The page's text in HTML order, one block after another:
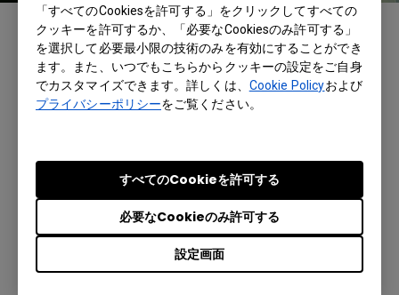
「すべてのCookiesを許可する」をクリックしてすべての
クッキーを許可するか、「必要なCookiesのみ許可する」
を選択して必要最小限の技術のみを有効にすることができ
ます。また、いつでもこちらからクッキーの設定をご自身
でカスタマイズできます。詳しくは、 Cookie Policyおよび
プライバシーポリシーをご覧ください。
設定画面
必要なCookieのみ許可する
すべてのCookieを許可する
さらに、RP6501Kは、デュアルペンに対応して
いるため、2名のユーザーが同時に、異なる色
でディスプレイに書き込みすることができま
す。2つ目の機能は、RP6501Kに内蔵された
Android OSです。このオペレーティングシステ
ス不要で双方向型の学習センターとして機能す
ることができます。教師がOSにアプリを読み込
んで授業中にそれを利用したり、ウェブブラウ
ザや内蔵のドキュメントリーダーを使って好き
なウェブコンテンツやドキュメントを直接呼び
出したりすることが可能です。特に、BenQ独自